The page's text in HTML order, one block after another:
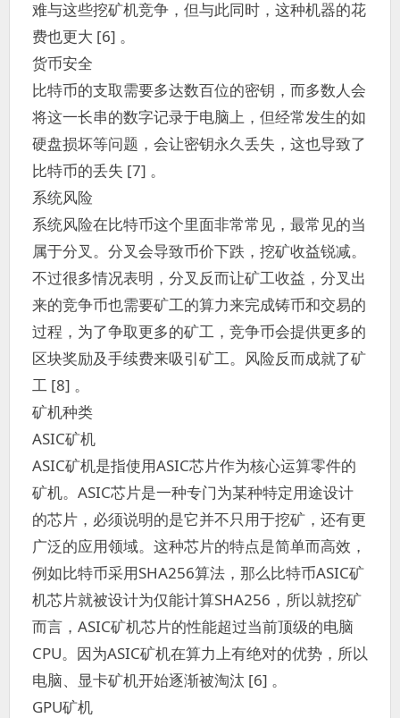
难与这些挖矿机竞争，但与此同时，这种机器的花
费也更大 [6] 。
货币安全
比特币的支取需要多达数百位的密钥，而多数人会
将这一长串的数字记录于电脑上，但经常发生的如
硬盘损坏等问题，会让密钥永久丢失，这也导致了
比特币的丢失 [7] 。
系统风险
系统风险在比特币这个里面非常常见，最常见的当
属于分叉。分叉会导致币价下跌，挖矿收益锐减。
不过很多情况表明，分叉反而让矿工收益，分叉出
来的竞争币也需要矿工的算力来完成铸币和交易的
过程，为了争取更多的矿工，竞争币会提供更多的
区块奖励及手续费来吸引矿工。风险反而成就了矿
工 [8] 。
矿机种类
ASIC矿机
ASIC矿机是指使用ASIC芯片作为核心运算零件的
矿机。ASIC芯片是一种专门为某种特定用途设计
的芯片，必须说明的是它并不只用于挖矿，还有更
广泛的应用领域。这种芯片的特点是简单而高效，
例如比特币采用SHA256算法，那么比特币ASIC矿
机芯片就被设计为仅能计算SHA256，所以就挖矿
而言，ASIC矿机芯片的性能超过当前顶级的电脑
CPU。因为ASIC矿机在算力上有绝对的优势，所以
电脑、显卡矿机开始逐渐被淘汰 [6] 。
GPU矿机